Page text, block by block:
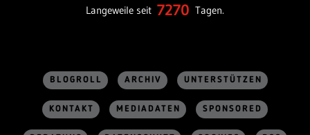
Langeweile seit 7270 Tagen.
BLOGROLL ARCHIV UNTERSTÜTZEN
KONTAKT MEDIADATEN SPONSORED